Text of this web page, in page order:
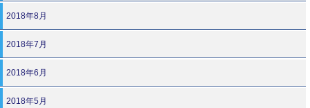
2018年8月
2018年7月
2018年6月
2018年5月